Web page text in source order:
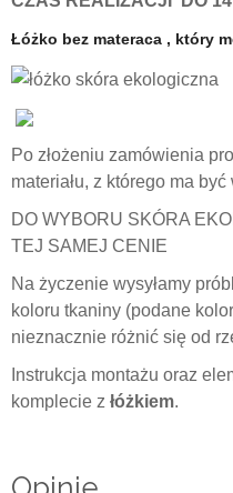
Łóżko bez materaca , który
Po złożeniu zamówienia
materiału, z którego ma
DO WYBORU SKÓRA
TEJ SAMEJ CENIE
Na życzenie wysyłamy
koloru tkaniny (podane
nieznacznie różnić się od
Instrukcja montażu oraz
komplecie z łóżkiem